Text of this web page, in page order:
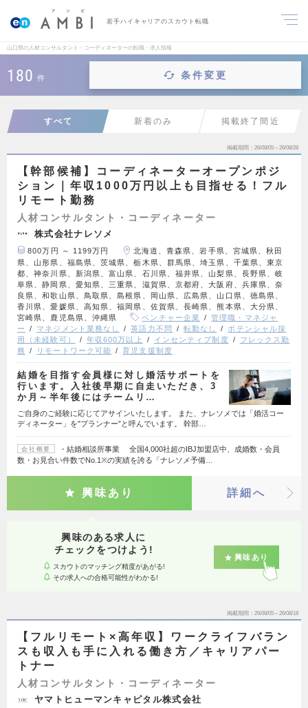
若手ハイキャリアのスカウト転職
山口県の人材コンサルタント・コーディネーターの転職・求人情報
180 件 条件変更
すべて 新着のみ 掲載終了間近
掲載期間 26/08/05～26/08/28
【幹部候補】コーディネーターオープンポジ
ション｜年収1000万円以上も目指せる！フル
リモート勤務
人材コンサルタント・コーディネーター
株式会社ナレソメ
800万円 ～ 1199万円
北海道、青森県、岩手県、宮城県、秋田
県、山形県、福島県、茨城県、栃木県、群馬県、埼玉県、千葉県、東京
都、神奈川県、新潟県、富山県、石川県、福井県、山梨県、長野県、岐
阜県、静岡県、愛知県、三重県、滋賀県、京都府、大阪府、兵庫県、奈
良県、和歌山県、鳥取県、島根県、岡山県、広島県、山口県、徳島県、
香川県、愛媛県、高知県、福岡県、佐賀県、長崎県、熊本県、大分県、
宮崎県、鹿児島県、沖縄県
ベンチャー企業
管理職・マネジャ
ー
マネジメント業務なし 英語力不問 転勤なし
ポテンシャル採
用（未経験可）
年収600万以上 インセンティブ制度
フレックス勤
務
リモートワーク可能 育児支援制度
結婚を目指す会員様に対し婚活サポートを
行います。入社後早期に自走いただき、3
か月～半年後にはチームリ…
ご自身のご経験に応じてアサインいたします。 また、ナレソメでは「婚活コー
ディネーター」を"プランナー”と呼んでいます。 幹部…
会社概要
・結婚相談所事業 全国4,000社超のIBJ加盟店中、成婚数・会員
数・お見合い件数でNo.1※の実績を誇る「ナレソメ予備…
興味あり 詳細へ
興味のある求人に
チェックをつけよう!
スカウトのマッチング精度があがる!
その求人への合格可能性がわかる!
興味あり
掲載期間 26/08/05～26/08/18
【フルリモート×高年収】ワークライフバラン
スも収入も手に入れる働き方／キャリアパー
トナー
人材コンサルタント・コーディネーター
ヤマトヒューマンキャピタル株式会社